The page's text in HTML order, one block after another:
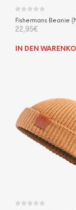
Fishermans Beanie
22,95€
IN DEN